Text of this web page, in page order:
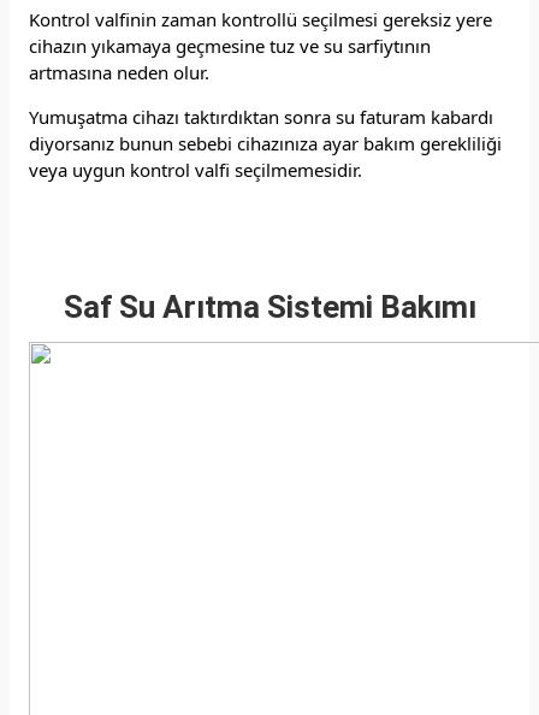
Kontrol valfinin zaman kontrollü seçilmesi gereksiz yere
cihazın yıkamaya geçmesine tuz ve su sarfiytının
artmasına neden olur.
Yumuşatma cihazı taktırdıktan sonra su faturam kabardı
diyorsanız bunun sebebi cihazınıza ayar bakım gerekliliği
veya uygun kontrol valfi seçilmemesidir.
Saf Su Arıtma Sistemi Bakımı